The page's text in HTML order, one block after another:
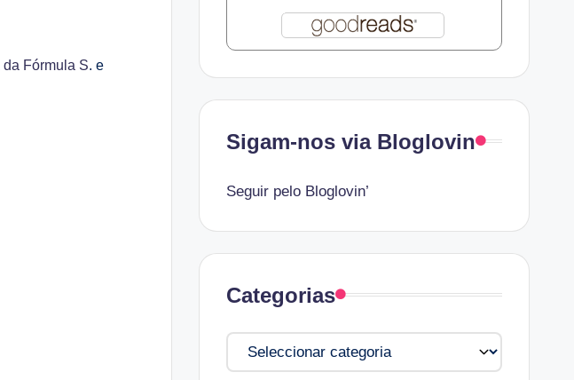
da Fórmula S. e
Sigam-nos via Bloglovin
Seguir pelo Bloglovin’
Categorias
Categorias